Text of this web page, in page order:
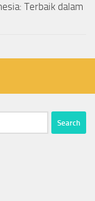
Terbaik dalam